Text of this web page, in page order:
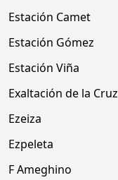
Estación Camet
Estación Gómez
Estación Viña
Exaltación de la Cruz
Ezeiza
Ezpeleta
F Ameghino